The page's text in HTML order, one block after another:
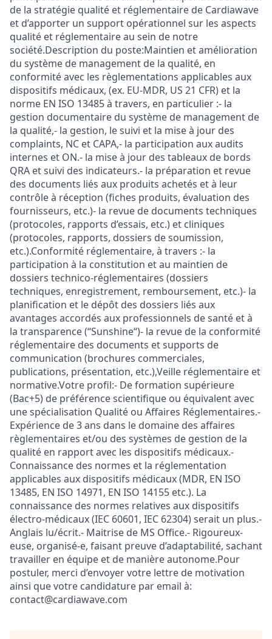
de la stratégie qualité et réglementaire de Cardiawave
et d’apporter un support opérationnel sur les aspects
qualité et réglementaire au sein de notre
société.Description du poste:Maintien et amélioration
du système de management de la qualité, en
conformité avec les règlementations applicables aux
dispositifs médicaux, (ex. EU-MDR, US 21 CFR) et la
norme EN ISO 13485 à travers, en particulier :- la
gestion documentaire du système de management de
la qualité,- la gestion, le suivi et la mise à jour des
complaints, NC et CAPA,- la participation aux audits
internes et ON.- la mise à jour des tableaux de bords
QRA et suivi des indicateurs.- la préparation et revue
des documents liés aux produits achetés et à leur
contrôle à réception (fiches produits, évaluation des
fournisseurs, etc.)- la revue de documents techniques
(protocoles, rapports d’essais, etc.) et cliniques
(protocoles, rapports, dossiers de soumission,
etc.).Conformité réglementaire, à travers :- la
participation à la constitution et au maintien de
dossiers technico-réglementaires (dossiers
techniques, enregistrement, remboursement, etc.)- la
planification et le dépôt des dossiers liés aux
avantages accordés aux professionnels de santé et à
la transparence (“Sunshine“)- la revue de la conformité
réglementaire des documents et supports de
communication (brochures commerciales,
publications, présentation, etc.),Veille réglementaire et
normative.Votre profil:- De formation supérieure
(Bac+5) de préférence scientifique ou équivalent avec
une spécialisation Qualité ou Affaires Réglementaires.-
Expérience de 3 ans dans le domaine des affaires
règlementaires et/ou des systèmes de gestion de la
qualité en rapport avec les dispositifs médicaux.-
Connaissance des normes et la réglementation
applicables aux dispositifs médicaux (MDR, EN ISO
13485, EN ISO 14971, EN ISO 14155 etc.). La
connaissance des normes relatives aux dispositifs
électro-médicaux (IEC 60601, IEC 62304) serait un plus.-
Anglais lu/écrit.- Maitrise de MS Office.- Rigoureux-
euse, organisé-e, faisant preuve d’adaptabilité, sachant
travailler en équipe et de manière autonome.Pour
postuler, merci d’envoyer votre lettre de motivation
ainsi que votre candidature par email à:
contact@cardiawave.com